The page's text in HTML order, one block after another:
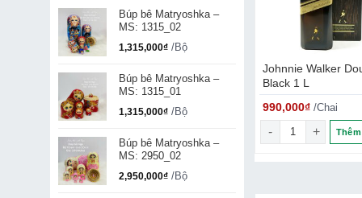
Búp bê Matryoshka –
MS: 1315_02
1,315,000₫ /Bộ
Búp bê Matryoshka –
MS: 1315_01
1,315,000₫ /Bộ
Búp bê Matryoshka –
MS: 2950_02
2,950,000₫ /Bộ
Johnnie Walker
Black 1 L
990,000₫ /Chai
Johnnie Walker
Release 70cl, 43%
12,500,000₫/Chai
Macallan Rare Cask 2020 Release 70cl, 43%